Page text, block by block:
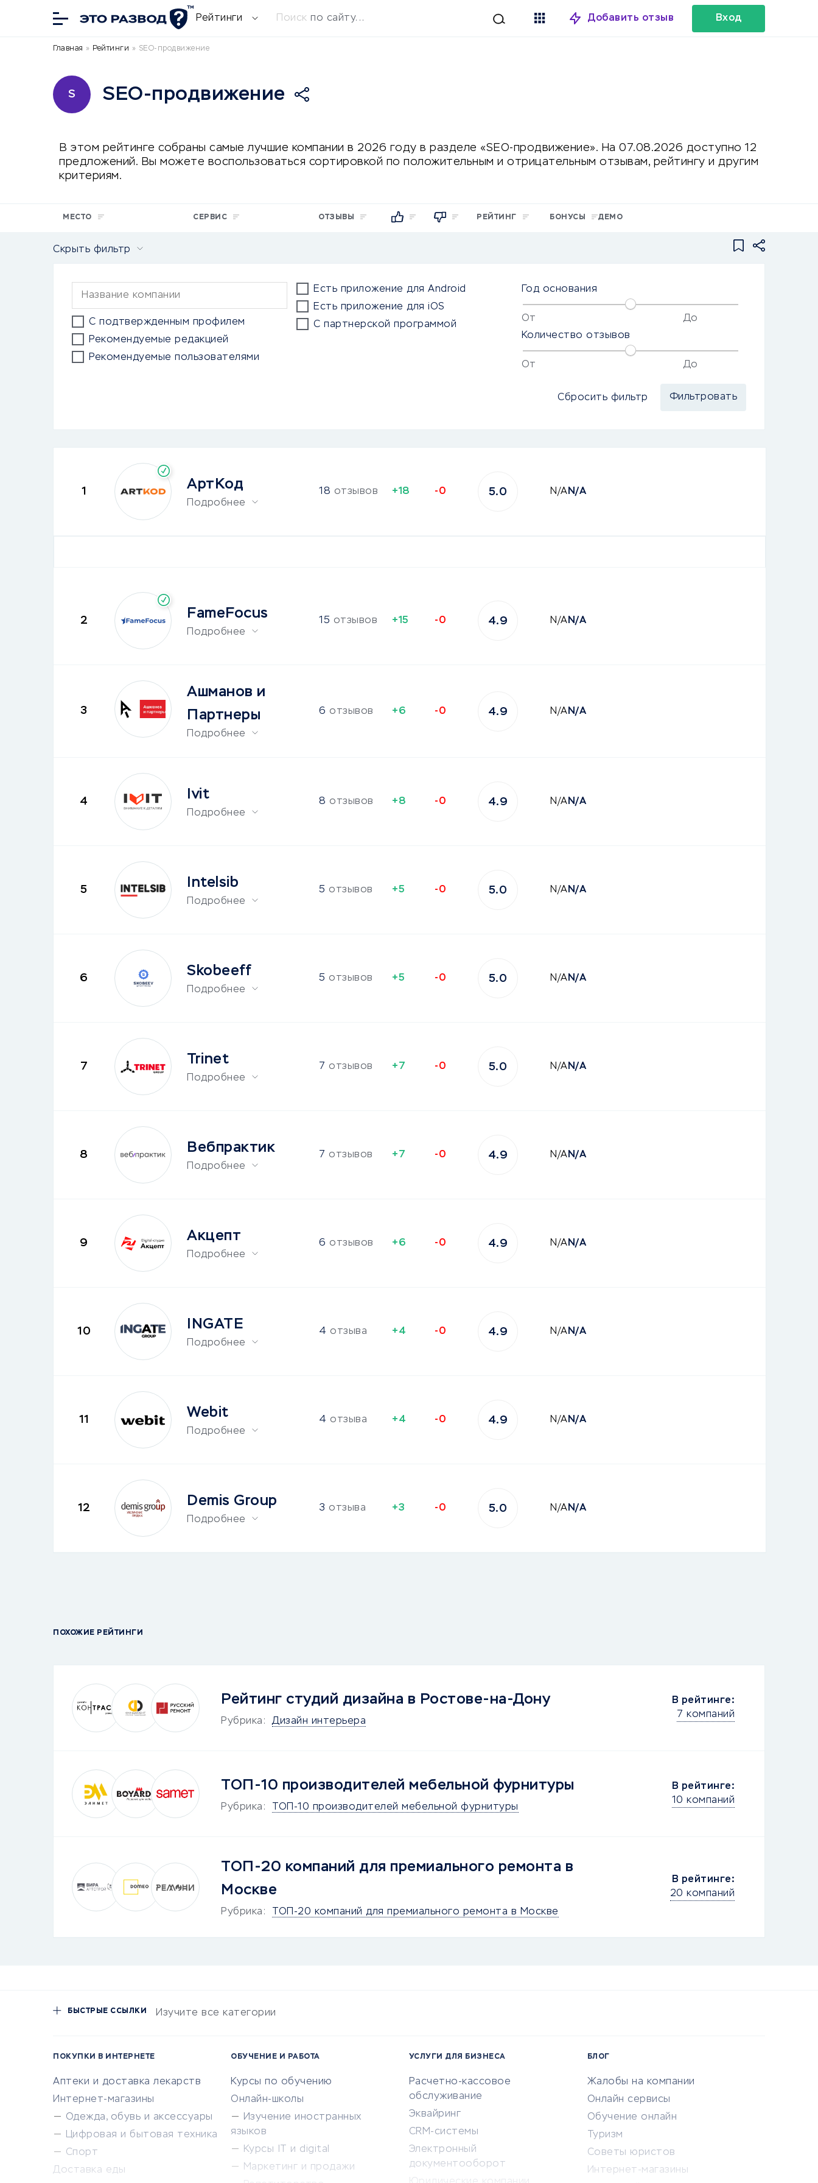
Рейтинги Поиск по сайту... Добавить отзыв Вход
Главная » Рейтинги » SEO-продвижение
S SEO-продвижение
В этом рейтинге собраны самые лучшие компании в 2026 году в разделе «SEO-продвижение». На 07.08.2026 доступно 12
предложений. Вы можете воспользоваться сортировкой по положительным и отрицательным отзывам, рейтингу и другим
критериям.
МЕСТО СЕРВИС ОТЗЫВЫ РЕЙТИНГ БОНУСЫ ДЕМО
Скрыть фильтр
С подтвержденным профилем
Рекомендуемые редакцией
Рекомендуемые пользователями
Есть приложение для Android
Есть приложение для iOS
С партнерской программой
Год основания
От
До
Количество отзывов
От До
Сбросить фильтр
1 АртКод
Подробнее
18 отзывов +18 -0 5.0 N/AN/A
2 FameFocus
Подробнее
15 отзывов +15 -0 4.9 N/AN/A
3
Ашманов и
Партнеры
Подробнее
6 отзывов +6 -0 4.9 N/AN/A
4 Ivit
Подробнее
8 отзывов +8 -0 4.9 N/AN/A
5 Intelsib
Подробнее
5 отзывов +5 -0 5.0 N/AN/A
6 Skobeeff
Подробнее
5 отзывов +5 -0 5.0 N/AN/A
7 Trinet
Подробнее
7 отзывов +7 -0 5.0 N/AN/A
8 Вебпрактик
Подробнее
7 отзывов +7 -0 4.9 N/AN/A
9 Акцепт
Подробнее
6 отзывов +6 -0 4.9 N/AN/A
10 INGATE
Подробнее
4 отзыва +4 -0 4.9 N/AN/A
11 Webit
Подробнее
4 отзыва +4 -0 4.9 N/AN/A
12 Demis Group
Подробнее
3 отзыва +3 -0 5.0 N/AN/A
ПОХОЖИЕ РЕЙТИНГИ
Рейтинг студий дизайна в Ростове-на-Дону
Рубрика: Дизайн интерьера
В рейтинге:
7 компаний
ТОП-10 производителей мебельной фурнитуры
Рубрика: ТОП-10 производителей мебельной фурнитуры
В рейтинге:
10 компаний
ТОП-20 компаний для премиального ремонта в
Москве
Рубрика: ТОП-20 компаний для премиального ремонта в Москве
В рейтинге:
20 компаний
БЫСТРЫЕ ССЫЛКИ Изучите все категории
ПОКУПКИ В ИНТЕРНЕТЕ
Аптеки и доставка лекарств
Интернет-магазины
Одежда, обувь и аксессуары
Цифровая и бытовая техника
Спорт
Доставка еды
ОБУЧЕНИЕ И РАБОТА
Курсы по обучению
Онлайн-школы
Изучение иностранных
языков
Курсы IT и digital
Маркетинг и продажи
УСЛУГИ ДЛЯ БИЗНЕСА
Расчетно-кассовое
обслуживание
Эквайринг
CRM-системы
Электронный
документооборот
БЛОГ
Жалобы на компании
Онлайн сервисы
Обучение онлайн
Туризм
Советы юристов
Интернет-магазины